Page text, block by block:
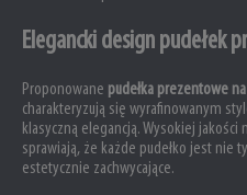
Elegancki design pudełek
Proponowane pudełka prezentowe
charakteryzują się wyrafinowanym
klasyczną elegancją. Wysokiej
sprawiają, że każde pudełko jest nie
estetycznie zachwycające.